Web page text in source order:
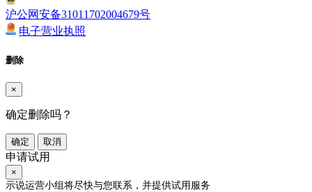
沪公网安备31011702004679号
电子营业执照
删除
×
确定删除吗？
确定 取消
申请试用
×
示说运营小组将尽快与您联系，并提供试用服务